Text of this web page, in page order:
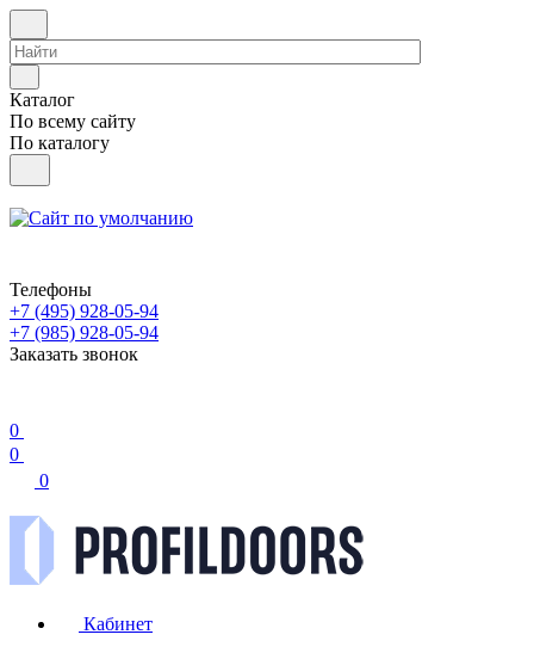
Каталог
По всему сайту
По каталогу
Телефоны
+7 (495) 928-05-94
+7 (985) 928-05-94
Заказать звонок
0
0
0
Кабинет